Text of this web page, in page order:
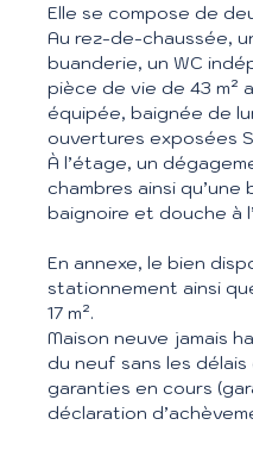
Elle se compose de
Au rez-de-chaussée,
buanderie, un WC
pièce de vie de 43 m²
équipée, baignée de
ouvertures exposées
À l’étage, un
chambres ainsi
baignoire et douche à
En annexe, le bien
stationnement ainsi
17 m².
Maison neuve jamais
du neuf sans les
garanties en cours
déclaration